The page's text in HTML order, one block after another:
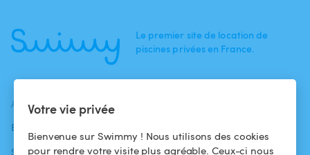
Votre vie privée
Bienvenue sur Swimmy ! Nous utilisons des cookies
pour rendre votre visite plus agréable. Ceux-ci nous
Le premier site de location de
piscines privées en France.
ACTUALITÉS
Blog
Swimmy dans les
baigneurs
Conditions